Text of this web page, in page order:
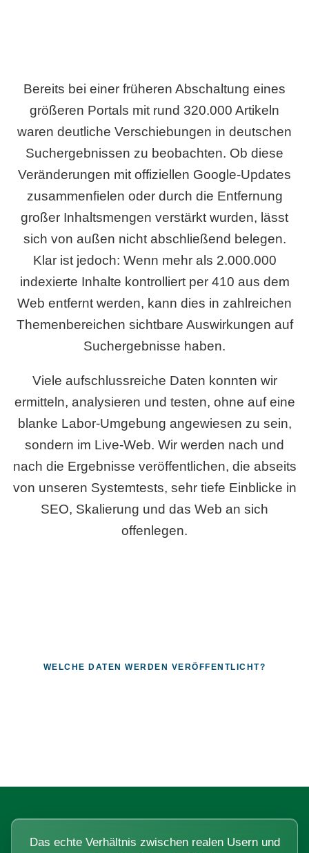
Bereits bei einer früheren Abschaltung eines
größeren Portals mit rund 320.000 Artikeln
waren deutliche Verschiebungen in deutschen
Suchergebnissen zu beobachten. Ob diese
Veränderungen mit offiziellen Google-Updates
zusammenfielen oder durch die Entfernung
großer Inhaltsmengen verstärkt wurden, lässt
sich von außen nicht abschließend belegen.
Klar ist jedoch: Wenn mehr als 2.000.000
indexierte Inhalte kontrolliert per 410 aus dem
Web entfernt werden, kann dies in zahlreichen
Themenbereichen sichtbare Auswirkungen auf
Suchergebnisse haben.
Viele aufschlussreiche Daten konnten wir
ermitteln, analysieren und testen, ohne auf eine
blanke Labor-Umgebung angewiesen zu sein,
sondern im Live-Web. Wir werden nach und
nach die Ergebnisse veröffentlichen, die abseits
von unseren Systemtests, sehr tiefe Einblicke in
SEO, Skalierung und das Web an sich
offenlegen.
WELCHE DATEN WERDEN VERÖFFENTLICHT?
Das echte Verhältnis zwischen realen Usern und